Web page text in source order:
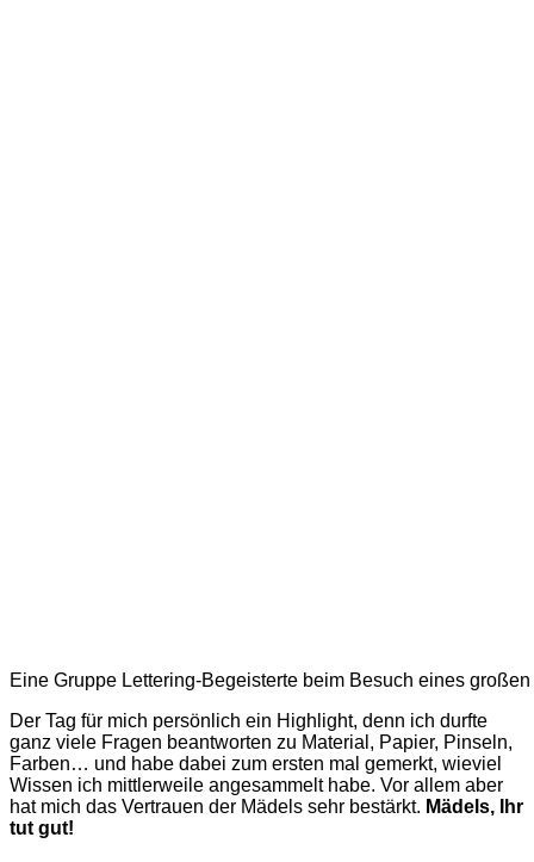
Eine Gruppe Lettering-Begeisterte beim Besuch eines
Der Tag für mich persönlich ein Highlight, denn ich durfte
ganz viele Fragen beantworten zu Material, Papier, Pinseln,
Farben… und habe dabei zum ersten mal gemerkt, wieviel
Wissen ich mittlerweile angesammelt habe. Vor allem aber
hat mich das Vertrauen der Mädels sehr bestärkt. Mädels, Ihr
tut gut!